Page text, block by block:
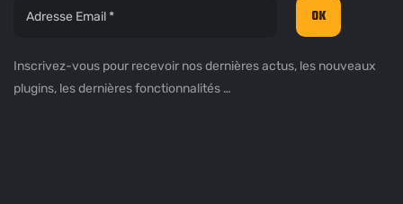
Inscrivez-vous pour recevoir nos dernières actus, les nouveaux
plugins, les dernières fonctionnalités …